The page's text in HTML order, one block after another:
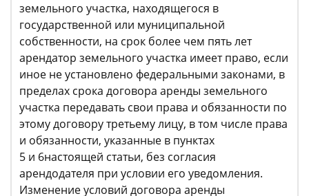
земельного участка, находящегося в
государственной или муниципальной
собственности, на срок более чем пять лет
арендатор земельного участка имеет право, если
иное не установлено федеральными законами, в
пределах срока договора аренды земельного
участка передавать свои права и обязанности по
этому договору третьему лицу, в том числе права
и обязанности, указанные в пунктах
5 и 6настоящей статьи, без согласия
арендодателя при условии его уведомления.
Изменение условий договора аренды